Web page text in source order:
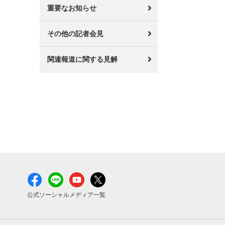
重要なお知らせ
その他の記者会見
関連報道に関する見解
公式ソーシャルメディア一覧